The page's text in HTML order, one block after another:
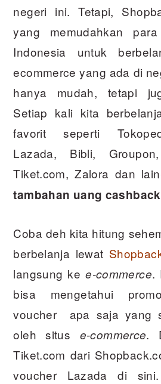
negeri ini. Tetapi,
yang memudahkan para
Indonesia untuk
ecommerce yang ada di
hanya mudah, tetapi
Setiap kali kita
favorit seperti
Lazada, Bibli,
Tiket.com, Zalora dan
tambahan uang
Coba deh kita hitung
berbelanja lewat
langsung ke e-commerce.
bisa mengetahui
voucher apa saja yang
oleh situs e-commerce.
Tiket.com dari
voucher Lazada di